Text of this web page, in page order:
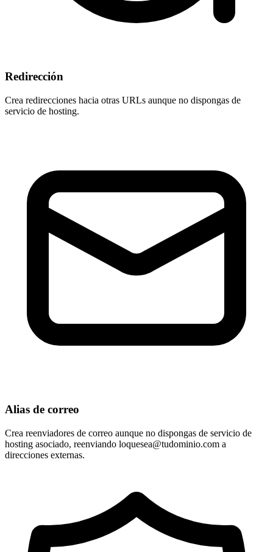
Redirección
Crea redirecciones hacia otras URLs aunque no dispongas de
servicio de hosting.
Alias de correo
Crea reenviadores de correo aunque no dispongas de servicio de
hosting asociado, reenviando loquesea@tudominio.com a
direcciones externas.